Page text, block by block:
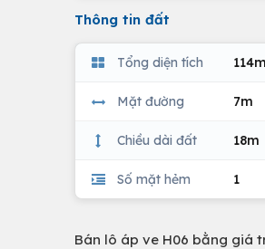
Thông tin đất
Tổng diện tích 114m
Mặt đường 7m
Chiều dài đất 18m
Số mặt hẻm 1
Bán lô áp ve H06 bằng giá